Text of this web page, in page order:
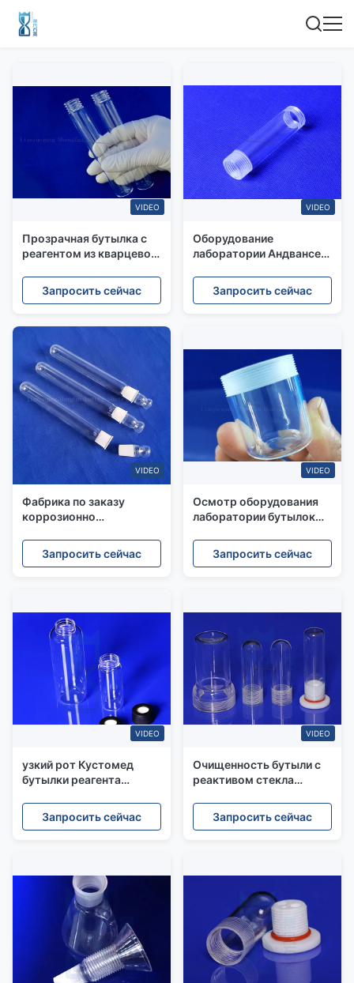
VIDEO
Прозрачная бутылка с
реагентом из кварцевой
Запросить сейчас
VIDEO
Оборудование
лаборатории Андвансед
хранение разливает
полностью строгий
Запросить сейчас
VIDEO
Фабрика по заказу
коррозионно
кварцевая бутылка
Запросить сейчас
VIDEO
Осмотр оборудования
лаборатории бутылок
хранения стеклянный
полностью строгий
Запросить сейчас
VIDEO
узкий рот Кустомед
бутылки реагента
широкий рот смолотый
внутри
Запросить сейчас
VIDEO
Очищенность бутыли с
реактивом стекла
кремнезема прозрачная
с завинчивыми пробками
Запросить сейчас